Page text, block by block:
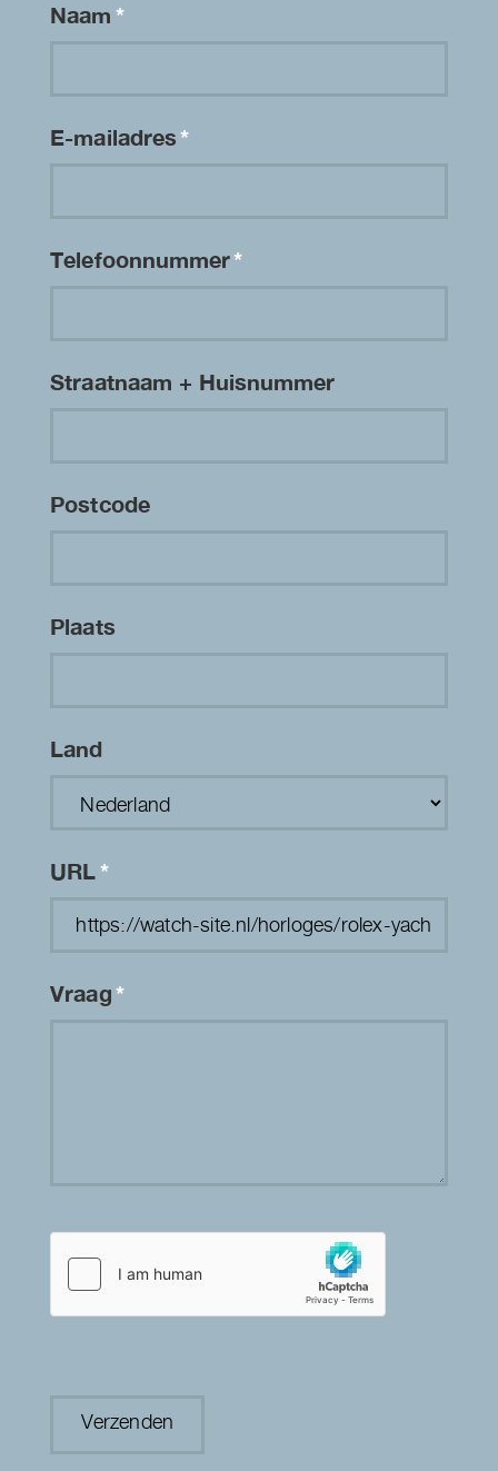
Naam*
E-mailadres*
Telefoonnummer*
Straatnaam + Huisnummer
Postcode
Plaats
Land
URL*
Vraag*